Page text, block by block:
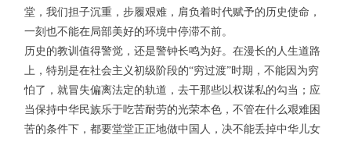
堂，我们担子沉重，步履艰难，肩负着时代赋予的历史使命，
一刻也不能在局部美好的环境中停滞不前。
历史的教训值得警觉，还是警钟长鸣为好。在漫长的人生道路
上，特别是在社会主义初级阶段的“穷过渡”时期，不能因为穷
怕了，就冒失偏离法定的轨道，去干那些以权谋私的勾当；应
当保持中华民族乐于吃苦耐劳的光荣本色，不管在什么艰难困
苦的条件下，都要堂堂正正地做中国人，决不能丢掉中华儿女